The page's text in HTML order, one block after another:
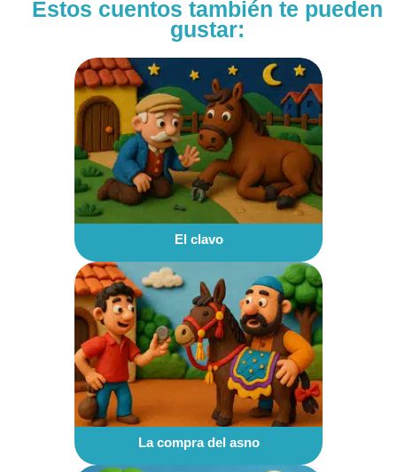
Estos cuentos también te pueden
gustar:
El clavo
La compra del asno